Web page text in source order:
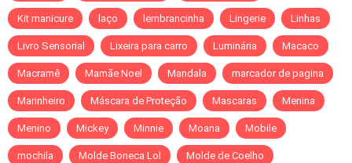
Kit manicure laço lembrancinha Lingerie Linhas
Livro Sensorial Lixeira para carro Luminária Macaco
Macramê Mamãe Noel Mandala marcador de pagina
Marinheiro Máscara de Proteção Mascaras Menina
Menino Mickey Minnie Moana Mobile
mochila Molde Boneca Lol Molde de Coelho